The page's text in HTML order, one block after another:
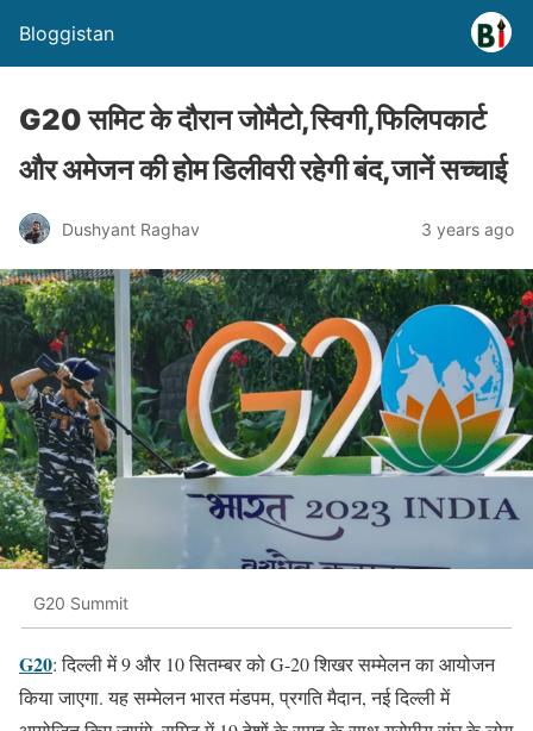
Bloggistan
G20 समिट के दौरान जोमैटो,स्विगी,फिलिपकार्ट
और अमेजन की होम डिलीवरी रहेगी बंद,जानें सच्चाई
Dushyant Raghav 3 years ago
G20 Summit
G20: दिल्ली में 9 और 10 सितम्बर को G-20 शिखर सम्मेलन का आयोजन
किया जाएगा. यह सम्मेलन भारत मंडपम, प्रगति मैदान, नई दिल्ली में